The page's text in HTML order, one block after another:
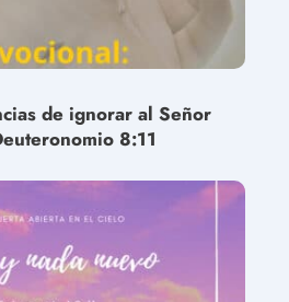
de ignorar al Señor
8:11